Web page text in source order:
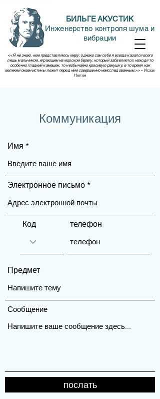
БИЛЬГЕ АКУСТИК
Инженерство контроля шума и
вибрации
<<Я не знаю, кем представляюсь миру; однако сам себе я всегда казался всего
лишь мальчиком, играющим на морском берегу, который забавляется, находя то
особенно гладкий камешек, то необычайно красивую ракушку, в то время как
великий океан истины лежит перед ним совершенно неисследованным.>> - Исаак
Нютон
Коммуникация
Имя
Электронное письмо
Код телефон
Предмет
Сообщение
послать